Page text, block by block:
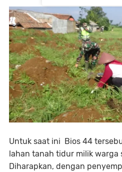
Untuk saat ini Bios 44
lahan tanah tidur milik warga
Diharapkan, dengan